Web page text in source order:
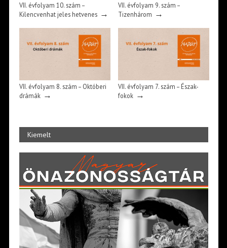
VII. évfolyam 10. szám –
Kilencvenhat jeles hetvenes→
VII. évfolyam 9. szám –
Tizenhárom →
VII. évfolyam 8. szám – Októberi
drámák→
VII. évfolyam 7. szám – Észak-
fokok→
Kiemelt